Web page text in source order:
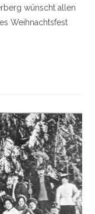
wünscht allen
Weihnachtsfest